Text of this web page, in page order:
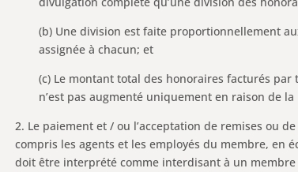
(b) Une division est faite proportionnellement
assignée à chacun; et
(c) Le montant total des honoraires facturés
n’est pas augmenté uniquement en raison de
2. Le paiement et / ou l’acceptation de remises ou
compris les agents et les employés du membre, en
doit être interprété comme interdisant à un